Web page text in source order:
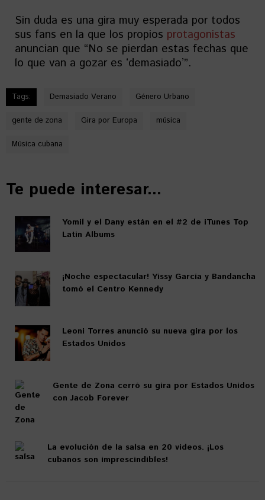
Sin duda es una gira muy esperada por todos
sus fans en la que los propios protagonistas
anuncian que “No se pierdan estas fechas que
lo que van a gozar es ʻdemasiadoʼ”.
Tags: Demasiado Verano Género Urbano
gente de zona Gira por Europa música
Música cubana
Te puede interesar...
Yomil y el Dany están en el #2 de iTunes Top
Latin Albums
¡Noche espectacular! Yissy García y Bandancha
tomó el Centro Kennedy
Leoni Torres anunció su nueva gira por los
Estados Unidos
Gente de Zona cerró su gira por Estados Unidos
con Jacob Forever
La evolución de la salsa en 20 videos. ¡Los
cubanos son imprescindibles!